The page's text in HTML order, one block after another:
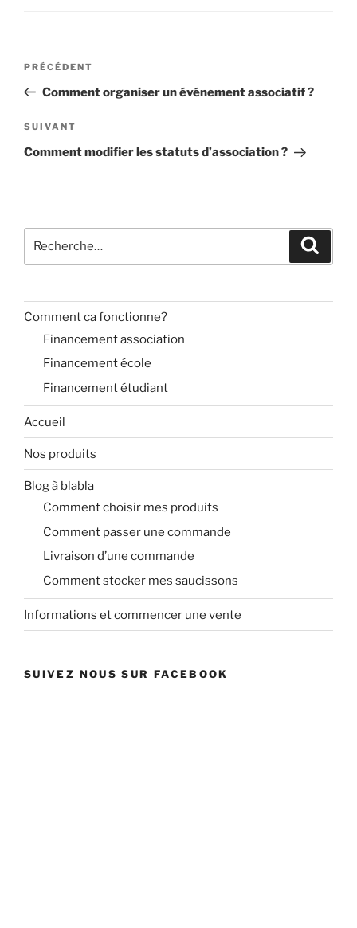
Navigation
l’article
Article
précédent
PRÉCÉDENT
Comment organiser un événement associatif ?
Article
suivant
SUIVANT
Comment modifier les statuts d’association ?
pour
Comment ca fonctionne?
Financement association
Financement école
Financement étudiant
Accueil
Nos produits
Blog à blabla
Comment choisir mes produits
Comment passer une commande
Livraison d’une commande
Comment stocker mes saucissons
Informations et commencer une vente
SUIVEZ NOUS SUR FACEBOOK